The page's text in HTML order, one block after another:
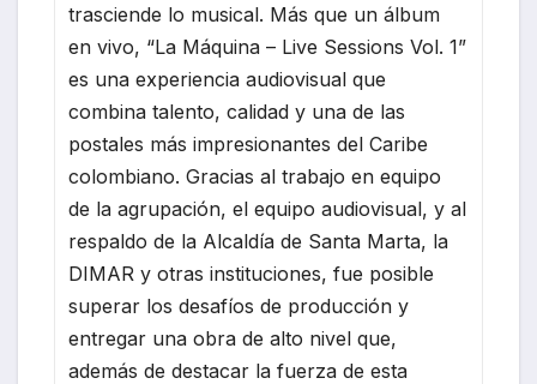
trasciende lo musical. Más que un álbum
en vivo, “La Máquina – Live Sessions Vol. 1”
es una experiencia audiovisual que
combina talento, calidad y una de las
postales más impresionantes del Caribe
colombiano. Gracias al trabajo en equipo
de la agrupación, el equipo audiovisual, y al
respaldo de la Alcaldía de Santa Marta, la
DIMAR y otras instituciones, fue posible
superar los desafíos de producción y
entregar una obra de alto nivel que,
además de destacar la fuerza de esta